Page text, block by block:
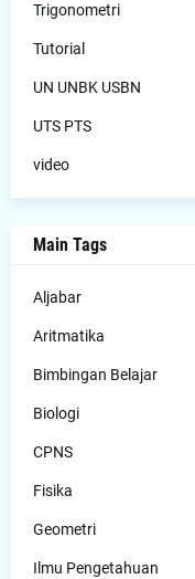
Trigonometri
Tutorial
UN UNBK USBN
UTS PTS
video
Main Tags
Aljabar
Aritmatika
Bimbingan Belajar
Biologi
CPNS
Fisika
Geometri
Ilmu Pengetahuan